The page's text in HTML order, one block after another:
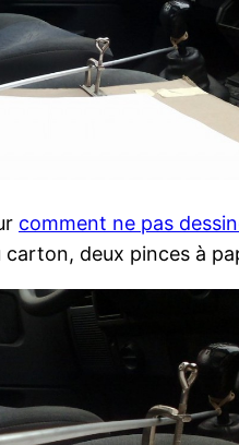
comment ne pas
deux pinces à